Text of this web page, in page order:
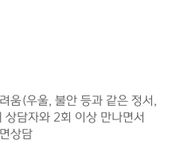
움(우울, 불안 등과 같은 정서,
담자와 2회 이상 만나면서
상담